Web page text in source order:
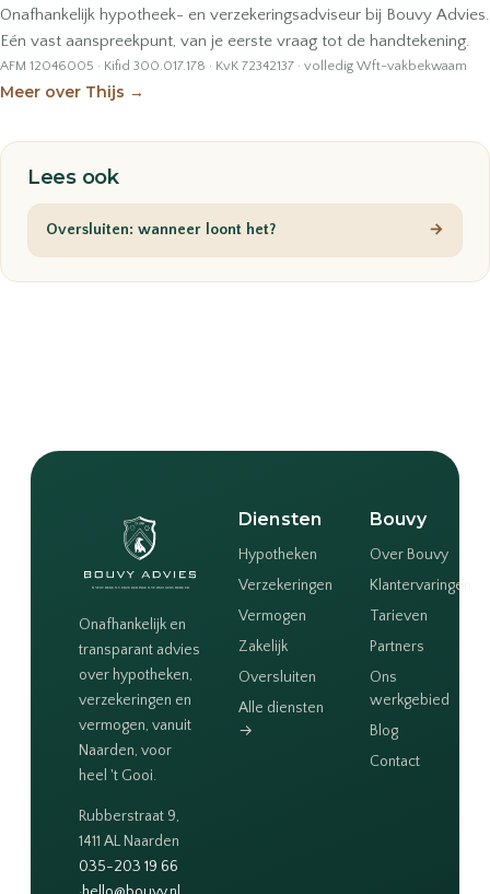
Onafhankelijk hypotheek- en verzekeringsadviseur bij Bouvy Advies.
Eén vast aanspreekpunt, van je eerste vraag tot de handtekening.
AFM 12046005 · Kifid 300.017.178 · KvK 72342137 · volledig Wft-vakbekwaam
Meer over Thijs →
Lees ook
Oversluiten: wanneer loont het? →
Onafhankelijk en
transparant advies
over hypotheken,
verzekeringen en
vermogen, vanuit
Naarden, voor
heel 't Gooi.
Rubberstraat 9,
1411 AL Naarden
035-203 19 66
Diensten
Hypotheken
Verzekeringen
Vermogen
Zakelijk
Oversluiten
Alle diensten
→
Bouvy
Over Bouvy
Klantervaringen
Tarieven
Partners
Ons
werkgebied
Blog
Contact